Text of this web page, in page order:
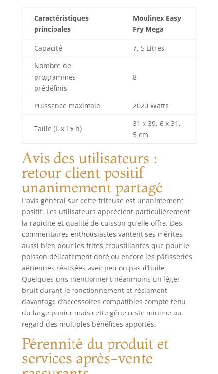
croustillante ou
saumon
parfaitement grillé,
préparez une
équilibrés qui
NETTOYAGE
de cuisson
antiadhésif et
vaisselle pour un
nettoyage sans
effort APPLICATION
MYMOULINEX:
avec l'application
MyMoulinex,
découvrez des
idées de recettes
en fonction de vos
goûts, du temps ou
des ingrédients
que vous avez,
créez votre liste de
course, planifiez
vos repas et bien
plus CONTENU:
Easy Fry Mega
Caractéristiques
principales
Moulinex Easy
Fry Mega
Capacité
7, 5 Litres
Nombre de
programmes
prédéfinis
8
Puissance maximale 2020 Watts
Taille (L x l x h)
31 x 39, 6 x 31,
5 cm
Avis des utilisateurs :
retour client positif
unanimement partagé
L’avis général sur cette friteuse est unanimement
positif. Les utilisateurs apprécient particulièrement
la rapidité et qualité de cuisson qu’elle offre. Des
commentaires enthousiastes vantent ses mérites
aussi bien pour les frites croustillantes que pour le
poisson délicatement doré ou encore les pâtisseries
aériennes réalisées avec peu ou pas d’huile.
Quelques-uns mentionnent néanmoins un léger
bruit durant le fonctionnement et réclament
davantage d’accessoires compatibles compte tenu
du large panier mais cette gêne reste minime au
regard des multiples bénéfices apportés.
Pérennité du produit et
services après-vente